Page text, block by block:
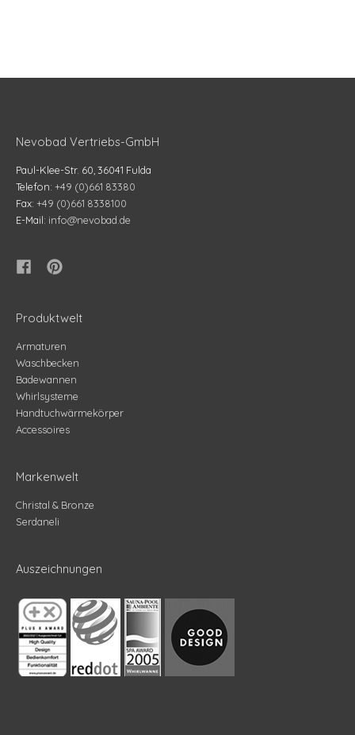
Nevobad Vertriebs-GmbH
Paul-Klee-Str. 60, 36041 Fulda
Telefon: +49 (0)661 83380
Fax: +49 (0)661 8338100
E-Mail: info@nevobad.de
Produktwelt
Armaturen
Waschbecken
Badewannen
Whirlsysteme
Handtuchwärmekörper
Accessoires
Markenwelt
Christal & Bronze
Serdaneli
Auszeichnungen